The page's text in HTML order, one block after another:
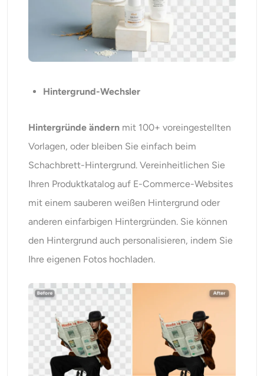
Hintergrund-Wechsler
Hintergründe ändern mit 100+ voreingestellten
Vorlagen, oder bleiben Sie einfach beim
Schachbrett-Hintergrund. Vereinheitlichen Sie
Ihren Produktkatalog auf E-Commerce-Websites
mit einem sauberen weißen Hintergrund oder
anderen einfarbigen Hintergründen. Sie können
den Hintergrund auch personalisieren, indem Sie
Ihre eigenen Fotos hochladen.